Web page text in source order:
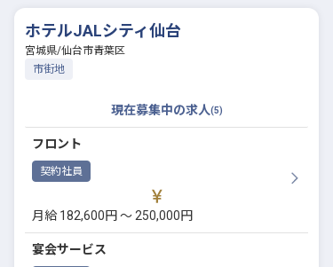
ホテルJALシティ仙台
宮城県/仙台市青葉区
市街地
現在募集中の求人(5)
契約社員
フロント
月給 182,600円 〜 250,000円
宴会サービス